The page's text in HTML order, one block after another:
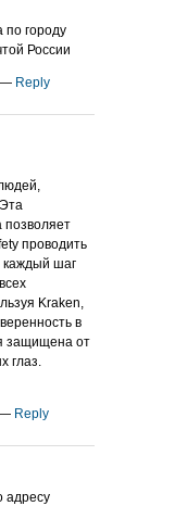
по городу
России
— Reply
позволяет
проводить
каждый шаг
Kraken,
в
защищена от
глаз.
Reply
адресу